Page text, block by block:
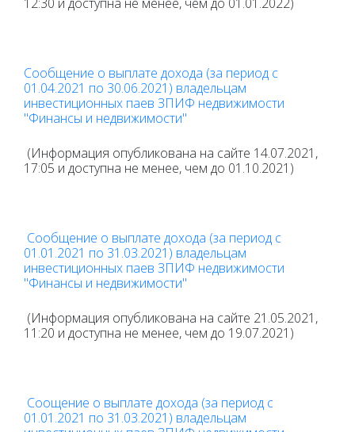
Сообщение о выплате дохода (за период с
01.04.2021 по 30.06.2021) владельцам
инвестиционных паев ЗПИФ недвижимости
"Финансы и недвижимости"
(Информация опубликована на сайте 14.07.2021,
17:05 и доступна не менее, чем до 01.10.2021)
Сообщение о выплате дохода (за период с
01.01.2021 по 31.03.2021) владельцам
инвестиционных паев ЗПИФ недвижимости
"Финансы и недвижимости"
(Информация опубликована на сайте 21.05.2021,
11:20 и доступна не менее, чем до 19.07.2021)
Соощение о выплате дохода (за период с
01.01.2021 по 31.03.2021) владельцам